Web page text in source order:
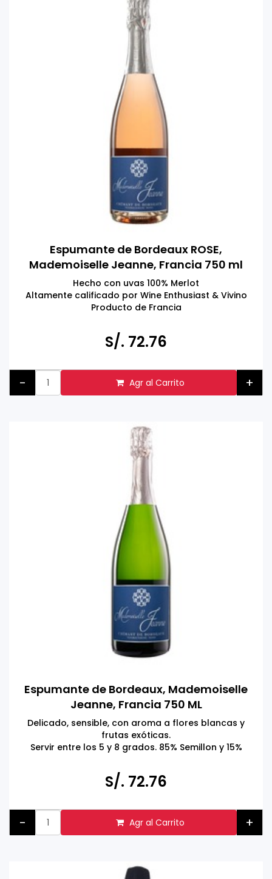
Espumante de Bordeaux ROSE,
Mademoiselle Jeanne, Francia 750 ml
Hecho con uvas 100% Merlot
Altamente calificado por Wine Enthusiast & Vivino
Producto de Francia
Prohibida su venta a menores de 18 años
S/. 72.76
- Agr al Carrito +
Espumante de Bordeaux, Mademoiselle
Jeanne, Francia 750 ML
Delicado, sensible, con aroma a flores blancas y
frutas exóticas.
Servir entre los 5 y 8 grados. 85% Semillon y 15%
Hecho en Francia
Tomar bebidas alcohólicas en exceso es dañino
S/. 72.76
- Agr al Carrito +